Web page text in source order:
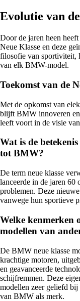
Evolutie van
Door de jaren heen
Neue Klasse en deze
filosofie van sportiviteit,
van elk BMW-model.
Toekomst van de
Met de opkomst van
blijft BMW innoveren en
leeft voort in de visie
Wat is de
tot BMW?
De term neue klasse
lanceerde in de jaren 60
problemen. Deze
vanwege hun sportieve
Welke kenmerken
modellen van
De BMW neue klasse
krachtige motoren,
en geavanceerde
schijfremmen. Deze
modellen zeer geliefd bij
van BMW als merk.